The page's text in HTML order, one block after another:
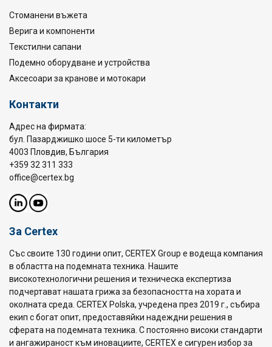
Стоманени въжета
Верига и компоненти
Текстилни сапани
Подемно оборудване и устройства
Аксесоари за кранове и мотокари
Контакти
Адрес на фирмата:
бул. Пазарджишко шосе 5-ти километър
4003 Пловдив, България
+359 32 311 333
office@certex.bg
За Certex
Със своите 130 години опит, CERTEX Group е водеща компания
в областта на подемната техника. Нашите
високотехнологични решения и техническа експертиза
подчертават нашата грижа за безопасността на хората и
околната среда. CERTEX Polska, учредена през 2019 г., събира
екип с богат опит, предоставяйки надеждни решения в
сферата на подемната техника. С постоянно високи стандарти
и ангажираност към иновациите, CERTEX е сигурен избор за